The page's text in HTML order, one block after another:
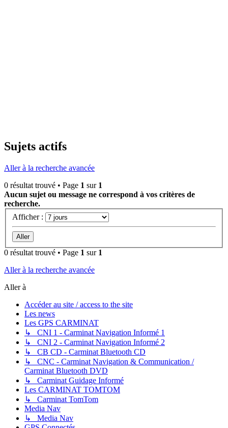
Sujets actifs
Aller à la recherche avancée
0 résultat trouvé • Page 1 sur 1
Aucun sujet ou message ne correspond à vos critères de
recherche.
Afficher :
0 résultat trouvé • Page 1 sur 1
Aller à la recherche avancée
Aller à
Accéder au site / access to the site
Les news
Les GPS CARMINAT
↳ CNI 1 - Carminat Navigation Informé 1
↳ CNI 2 - Carminat Navigation Informé 2
↳ CB CD - Carminat Bluetooth CD
↳ CNC - Carminat Navigation & Communication /
Carminat Bluetooth DVD
↳ Carminat Guidage Informé
Les CARMINAT TOMTOM
↳ Carminat TomTom
Media Nav
↳ Media Nav